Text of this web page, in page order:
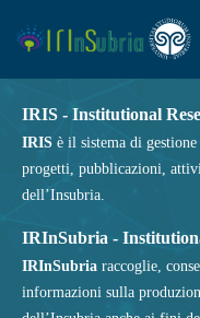
IRIS - Institutional
IRIS è il sistema di
progetti, pubblicazioni,
dell’Insubria.
IRInSubria -
IRInSubria raccoglie,
informazioni sulla